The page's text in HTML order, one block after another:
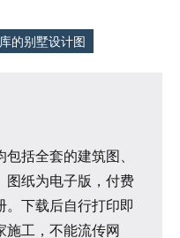
的别墅设计图
括全套的建筑图、
图纸为电子版，付费
。下载后自行打印即
施工，不能流传网